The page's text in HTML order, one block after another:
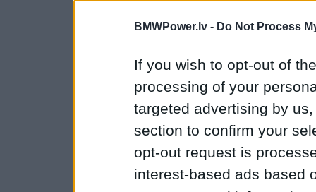
BMWPower.lv - Do Not Process
If you wish to opt-out of
processing of your
targeted advertising by
section to confirm your
opt-out request is
interest-based ads based